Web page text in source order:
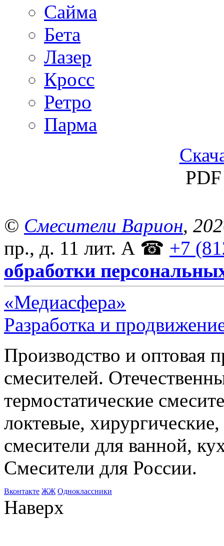
Сайма
Бета
Лазер
Кросс
Ретро
Парма
© Смесители Варион,
пр., д. 11 лит. А ☎ +7
обработки
«Медиасфера»
Разработка и
Производство и оптовая
смесителей.
термостатические
локтевые,
смесители для ванной,
Смесители для России.
Bконтакте ЖЖ Одноклассники
Наверх